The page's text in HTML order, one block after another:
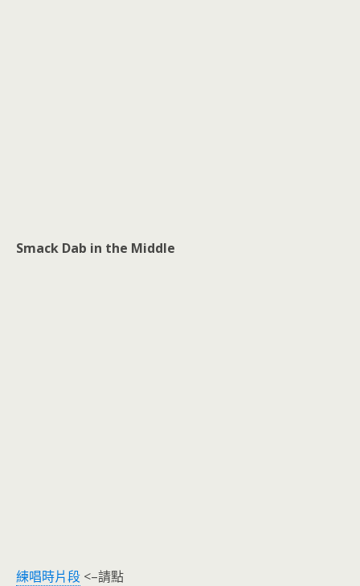
Smack Dab in the Middle
練唱時片段 <–請點